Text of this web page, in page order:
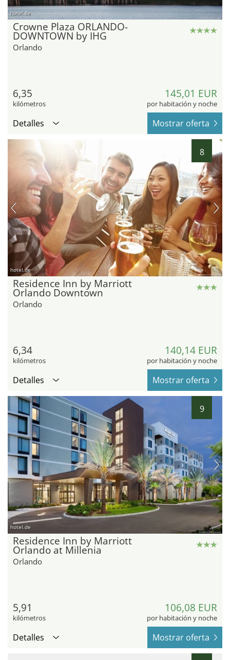
hotel.de
Crowne Plaza ORLANDO-
DOWNTOWN by IHG
Orlando
6,35
kilómetros
145,01 EUR
por habitación y noche
Detalles Mostrar oferta
8
hotel.de
Residence Inn by Marriott
Orlando Downtown
Orlando
6,34
kilómetros
140,14 EUR
por habitación y noche
Detalles Mostrar oferta
9
hotel.de
Residence Inn by Marriott
Orlando at Millenia
Orlando
5,91
kilómetros
106,08 EUR
por habitación y noche
Detalles Mostrar oferta